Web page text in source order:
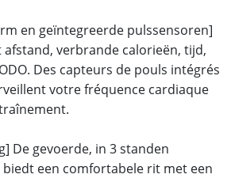
en geïntegreerde pulssensoren]
afstand, verbrande calorieën, tijd,
Des capteurs de pouls intégrés
votre fréquence cardiaque
De gevoerde, in 3 standen
een comfortabele rit met een